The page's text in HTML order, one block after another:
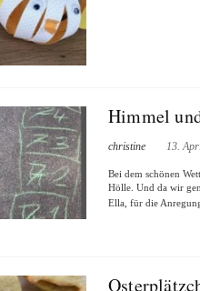
Himmel
christine 13.
Bei dem schönen
Hölle. Und da wir
Ella, für die